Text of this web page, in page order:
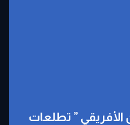
” تطلعات